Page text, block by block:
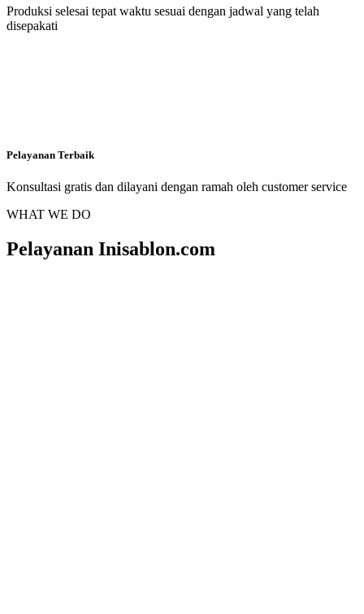
Produksi selesai tepat waktu sesuai dengan jadwal yang telah
disepakati
Pelayanan Terbaik
Konsultasi gratis dan dilayani dengan ramah oleh customer service
WHAT WE DO
Pelayanan Inisablon.com